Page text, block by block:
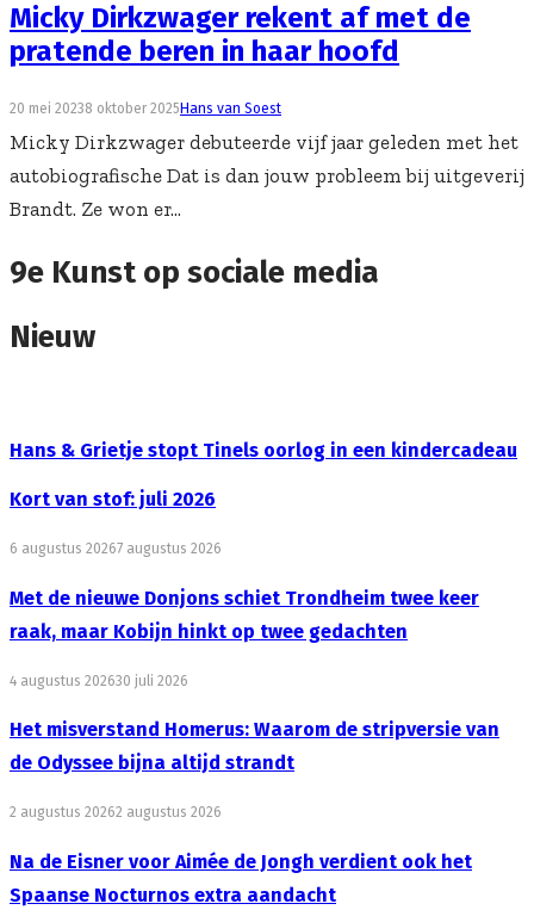
Micky Dirkzwager rekent af met de
pratende beren in haar hoofd
20 mei 20238 oktober 2025 Hans van Soest
Micky Dirkzwager debuteerde vijf jaar geleden met het
autobiografische Dat is dan jouw probleem bij uitgeverij
Brandt. Ze won er...
9e Kunst op sociale media
Nieuw
Hans & Grietje stopt Tinels oorlog in een kindercadeau
Kort van stof: juli 2026
6 augustus 20267 augustus 2026
Met de nieuwe Donjons schiet Trondheim twee keer
raak, maar Kobijn hinkt op twee gedachten
4 augustus 202630 juli 2026
Het misverstand Homerus: Waarom de stripversie van
de Odyssee bijna altijd strandt
2 augustus 20262 augustus 2026
Na de Eisner voor Aimée de Jongh verdient ook het
Spaanse Nocturnos extra aandacht